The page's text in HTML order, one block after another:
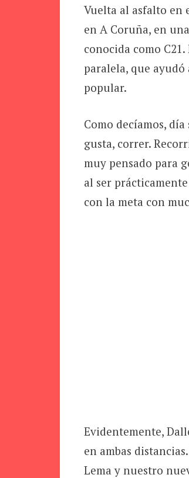
Vuelta al asfalto en
en A Coruña, en
conocida como
paralela, que ayudó
popular.
Como decíamos,
gusta, correr.
muy pensado para
al ser
con la meta con
Evidentemente,
en ambas
Lema y nuestro